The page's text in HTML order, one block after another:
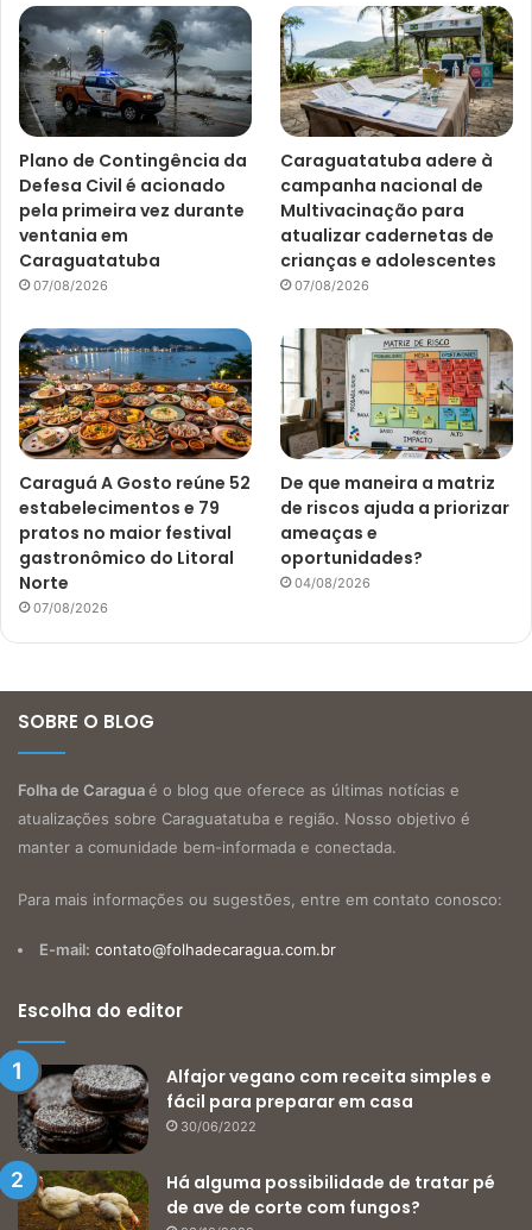
Plano de Contingência da
Defesa Civil é acionado
pela primeira vez durante
ventania em
Caraguatatuba
07/08/2026
Caraguatatuba adere à
campanha nacional de
Multivacinação para
atualizar cadernetas de
crianças e adolescentes
07/08/2026
Caraguá A Gosto reúne 52
estabelecimentos e 79
pratos no maior festival
gastronômico do Litoral
Norte
07/08/2026
De que maneira a matriz
de riscos ajuda a priorizar
ameaças e
oportunidades?
04/08/2026
SOBRE O BLOG
Folha de Caraguaé o blog que oferece as últimas notícias e
atualizações sobre Caraguatatuba e região. Nosso objetivo é
manter a comunidade bem-informada e conectada.
Para mais informações ou sugestões, entre em contato conosco:
E-mail: contato@folhadecaragua.com.br
Escolha do editor
Alfajor vegano com receita simples e
fácil para preparar em casa
30/06/2022
Há alguma possibilidade de tratar pé
de ave de corte com fungos?